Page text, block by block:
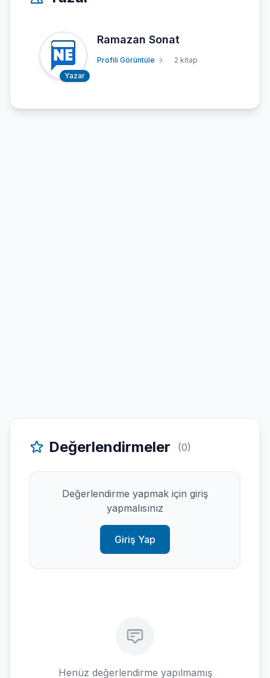
Yazar
Ramazan Sonat
Profili Görüntüle 2 kitap
Değerlendirmeler (0)
Değerlendirme yapmak için giriş
yapmalısınız
Giriş Yap
Henüz değerlendirme yapılmamış